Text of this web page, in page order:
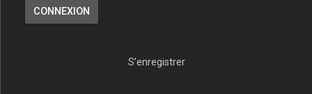
S’enregistrer